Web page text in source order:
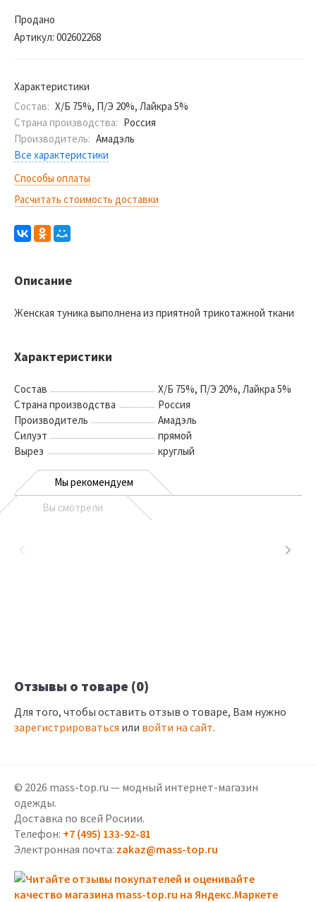
Продано
Артикул: 002602268
Характеристики
Состав: Х/Б 75%, П/Э 20%, Лайкра 5%
Страна производства: Россия
Производитель: Амадэль
Все характеристики
Способы оплаты
Расчитать стоимость доставки
Описание
Женская туника выполнена из приятной трикотажной ткани
Характеристики
Состав
Х/Б 75%, П/Э 20%, Лайкра 5%
Страна производства
Россия
Производитель
Амадэль
Силуэт
прямой
Вырез
круглый
Мы рекомендуем
Вы смотрели
Отзывы о товаре (0)
Для того, чтобы оставить отзыв о товаре, Вам нужно
зарегистрироваться или войти на сайт.
© 2026 mass-top.ru — модный интернет-магазин
одежды.
Доставка по всей Росиии.
Телефон: +7 (495) 133-92-81
Электронная почта: zakaz@mass-top.ru